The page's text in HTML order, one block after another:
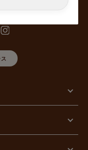
措置について
段の整備、漏えい
況の把握及び安全
置を講じていま
いて、従業員に定
おります。
び電子媒体等の盗
の漏えい等の防